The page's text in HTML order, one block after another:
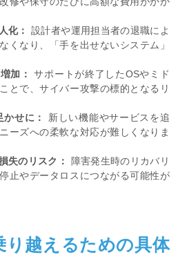
化：
設計者や運用担当者の退職によ
くなり、「手を出せないシステム」
加：
サポートが終了したOSやミド
とで、サイバー攻撃の標的となるリ
せに：
新しい機能やサービスを追
ーズへの柔軟な対応が難しくなりま
失のリスク：
障害発生時のリカバリ
止やデータロスにつながる可能性が
り越えるための具体